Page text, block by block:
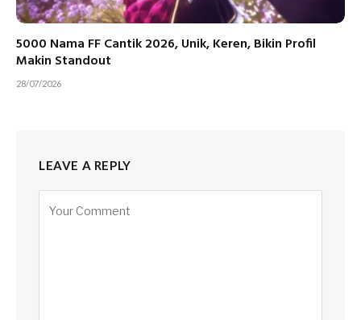
5000 Nama FF Cantik 2026, Unik, Keren, Bikin Profil
Makin Standout
28/07/2026
LEAVE A REPLY